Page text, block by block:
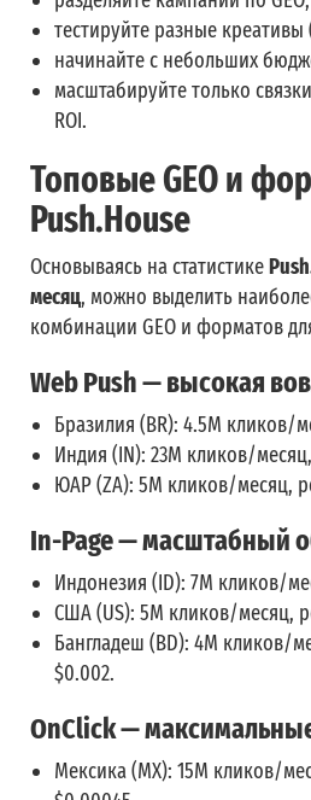
тестируйте разные
начинайте с небольших
масштабируйте только
ROI.
Топовые GEO и
Push.House
Основываясь на статистике
месяц, можно выделить
комбинации GEO и форматов
Web Push — высокая
Бразилия (BR): 4.5M кликов/
Индия (IN): 23M кликов/
ЮАР (ZA): 5M кликов/месяц,
In-Page — масштабный
Индонезия (ID): 7M кликов/
США (US): 5M кликов/месяц,
Бангладеш (BD): 4M кликов/
$0.002.
OnClick —
Мексика (MX): 15M кликов/